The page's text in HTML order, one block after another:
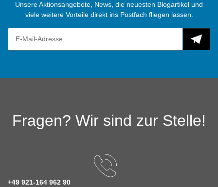
Unsere Aktionsangebote, News, die neuesten Blogartikel und
viele weitere Vorteile direkt ins Postfach fliegen lassen.
Fragen? Wir sind zur Stelle!
+49 921-164 962 90